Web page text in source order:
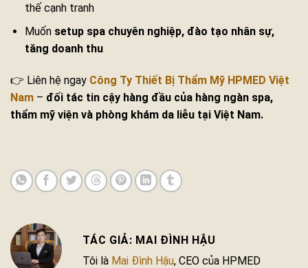
thế cạnh tranh
Muốn setup spa chuyên nghiệp, đào tạo nhân sự,
tăng doanh thu
👉 Liên hệ ngay Công Ty Thiết Bị Thẩm Mỹ HPMED Việt
Nam – đối tác tin cậy hàng đầu của hàng ngàn spa,
thẩm mỹ viện và phòng khám da liễu tại Việt Nam.
MAI ĐÌNH HẬU
Tôi là Mai Đình Hậu, CEO của HPMED